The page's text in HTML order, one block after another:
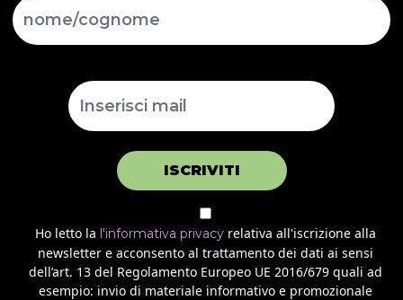
ISCRIVITI
Ho letto la l'informativa privacy relativa all'iscrizione alla
newsletter e acconsento al trattamento dei dati ai sensi
dell’art. 13 del Regolamento Europeo UE 2016/679 quali ad
esempio: invio di materiale informativo e promozionale